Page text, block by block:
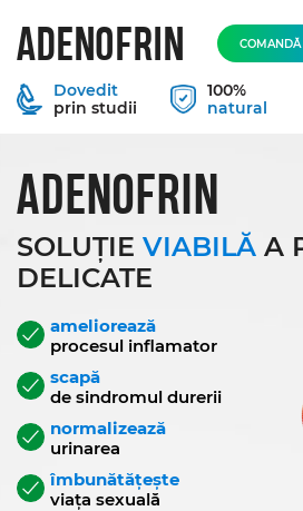
ADENOFRIN
100%
natural
Dovedit
prin studii
ADENOFRIN
SOLUȚIE VIABILĂ A
DELICATE
ameliorează
procesul inflamator
scapă
de sindromul durerii
normalizează
urinarea
îmbunătățește
viața sexuală